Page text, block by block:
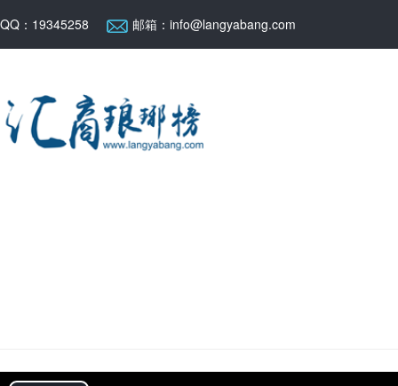
QQ：19345258 邮箱：info@langyabang.com